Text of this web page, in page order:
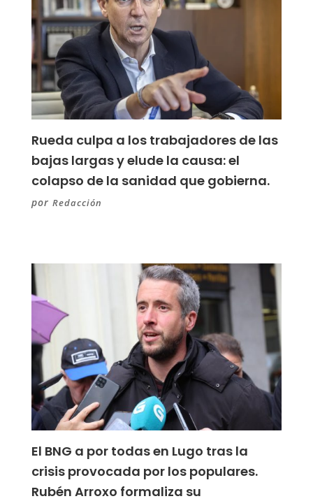
Rueda culpa a los trabajadores de las
bajas largas y elude la causa: el
colapso de la sanidad que gobierna.
por Redacción
El BNG a por todas en Lugo tras la
crisis provocada por los populares.
Rubén Arroxo formaliza su